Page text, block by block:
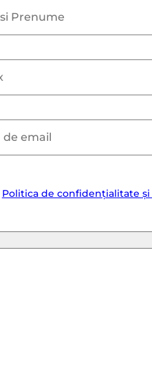
Politica de confidențialitate